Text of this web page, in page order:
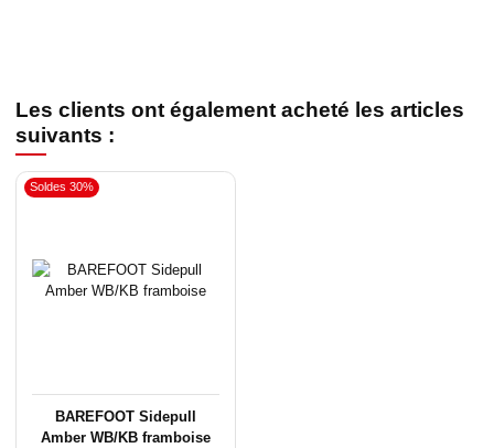
Les clients ont également acheté les articles
suivants :
Soldes 30%
BAREFOOT Sidepull
Amber WB/KB framboise